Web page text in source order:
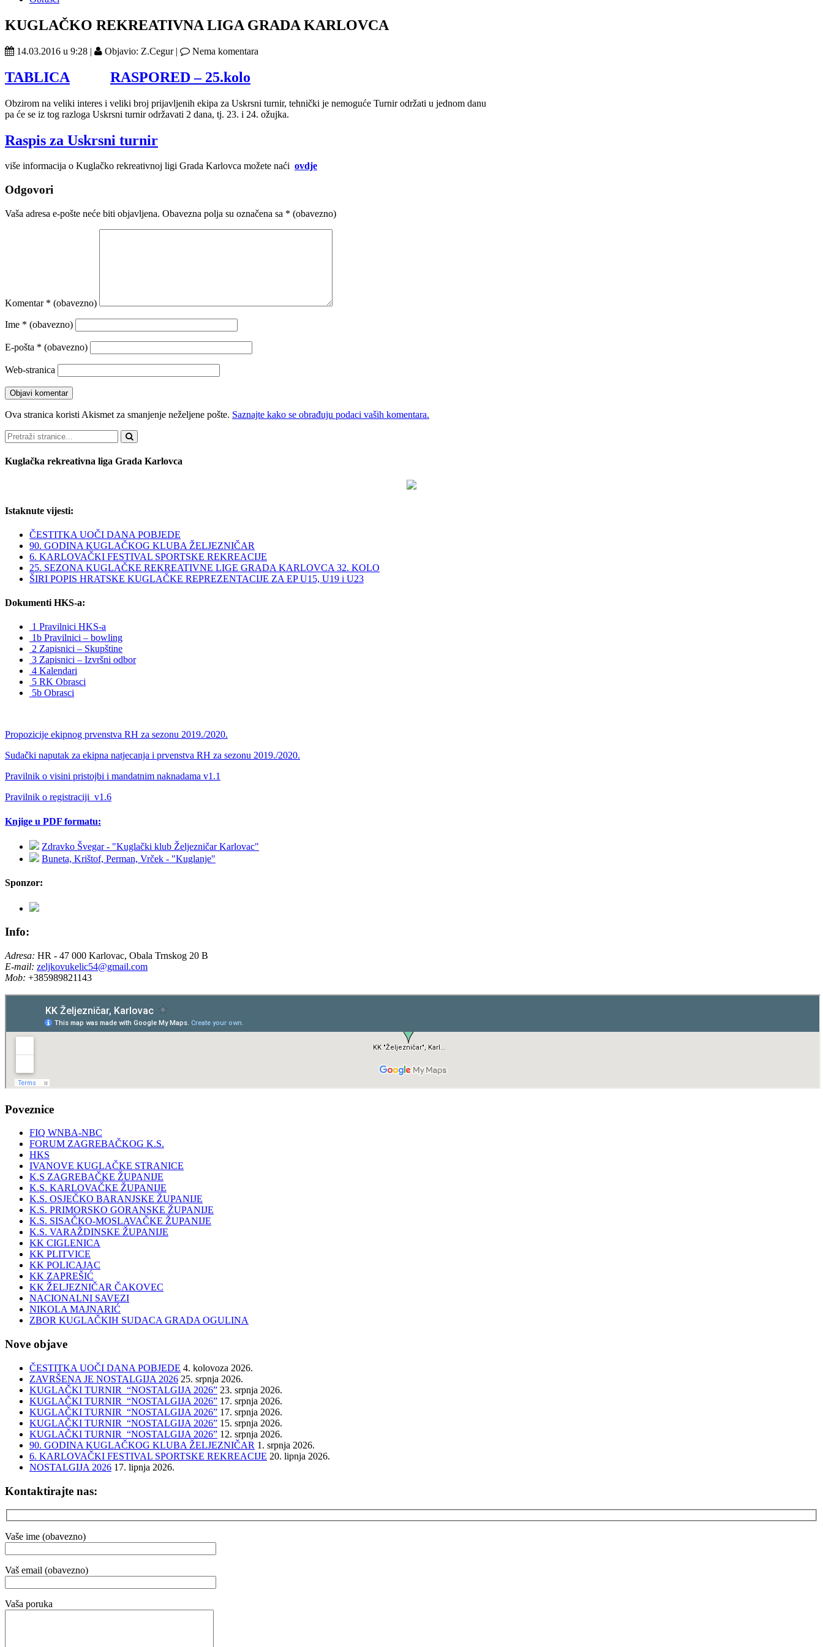
KUGLAČKO REKREATIVNA LIGA GRADA KARLOVCA
14.03.2016 u 9:28 | Objavio: Z.Cegur | Nema komentara
TABLICA RASPORED – 25.kolo
Obzirom na veliki interes i veliki broj prijavljenih ekipa za Uskrsni turnir, tehnički je nemoguće Turnir održati u jednom danu
pa će se iz tog razloga Uskrsni turnir održavati 2 dana, tj. 23. i 24. ožujka.
Raspis za Uskrsni turnir
više informacija o Kuglačko rekreativnoj ligi Grada Karlovca možete naći ovdje
Odgovori
Vaša adresa e-pošte neće biti objavljena. Obavezna polja su označena sa * (obavezno)
Komentar * (obavezno)
Ime * (obavezno)
E-pošta * (obavezno)
Web-stranica
Ova stranica koristi Akismet za smanjenje neželjene pošte. Saznajte kako se obrađuju podaci vaših komentara.
Pretraži
Kuglačka rekreativna liga Grada Karlovca
Istaknute vijesti:
ČESTITKA UOČI DANA POBJEDE
90. GODINA KUGLAČKOG KLUBA ŽELJEZNIČAR
6. KARLOVAČKI FESTIVAL SPORTSKE REKREACIJE
25. SEZONA KUGLAČKE REKREATIVNE LIGE GRADA KARLOVCA 32. KOLO
ŠIRI POPIS HRATSKE KUGLAČKE REPREZENTACIJE ZA EP U15, U19 i U23
Dokumenti HKS-a:
1 Pravilnici HKS-a
1b Pravilnici – bowling
2 Zapisnici – Skupštine
3 Zapisnici – Izvršni odbor
4 Kalendari
5 RK Obrasci
5b Obrasci
Propozicije ekipnog prvenstva RH za sezonu 2019./2020.
Sudački naputak za ekipna natjecanja i prvenstva RH za sezonu 2019./2020.
Pravilnik o visini pristojbi i mandatnim naknadama v1.1
Pravilnik o registraciji_v1.6
Knjige u PDF formatu:
Zdravko Švegar - "Kuglački klub Željezničar Karlovac"
Buneta, Krištof, Perman, Vrček - "Kuglanje"
Sponzor:
Info:
Adresa: HR - 47 000 Karlovac, Obala Trnskog 20 B
E-mail: zeljkovukelic54@gmail.com
Mob: +385989821143
Poveznice
FIQ WNBA-NBC
FORUM ZAGREBAČKOG K.S.
HKS
IVANOVE KUGLAČKE STRANICE
K.S ZAGREBAČKE ŽUPANIJE
K.S. KARLOVAČKE ŽUPANIJE
K.S. OSJEČKO BARANJSKE ŽUPANIJE
K.S. PRIMORSKO GORANSKE ŽUPANIJE
K.S. SISAČKO-MOSLAVAČKE ŽUPANIJE
K.S. VARAŽDINSKE ŽUPANIJE
KK CIGLENICA
KK PLITVICE
KK POLICAJAC
KK ZAPREŠIĆ
KK ŽELJEZNIČAR ČAKOVEC
NACIONALNI SAVEZI
NIKOLA MAJNARIĆ
ZBOR KUGLAČKIH SUDACA GRADA OGULINA
Nove objave
ČESTITKA UOČI DANA POBJEDE 4. kolovoza 2026.
ZAVRŠENA JE NOSTALGIJA 2026 25. srpnja 2026.
KUGLAČKI TURNIR “NOSTALGIJA 2026” 23. srpnja 2026.
KUGLAČKI TURNIR “NOSTALGIJA 2026” 17. srpnja 2026.
KUGLAČKI TURNIR “NOSTALGIJA 2026” 17. srpnja 2026.
KUGLAČKI TURNIR “NOSTALGIJA 2026” 15. srpnja 2026.
KUGLAČKI TURNIR “NOSTALGIJA 2026” 12. srpnja 2026.
90. GODINA KUGLAČKOG KLUBA ŽELJEZNIČAR 1. srpnja 2026.
6. KARLOVAČKI FESTIVAL SPORTSKE REKREACIJE 20. lipnja 2026.
NOSTALGIJA 2026 17. lipnja 2026.
Kontaktirajte nas:
Vaše ime (obavezno)
Vaš email (obavezno)
Vaša poruka